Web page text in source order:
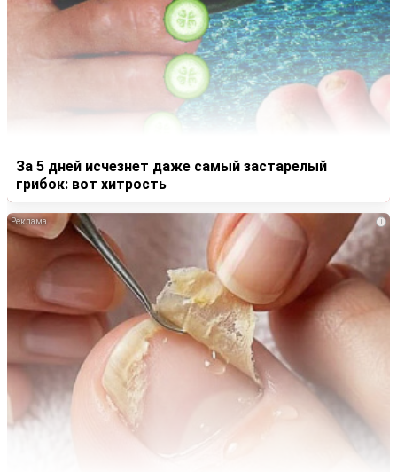
За 5 дней исчезнет даже самый застарелый
грибок: вот хитрость
i